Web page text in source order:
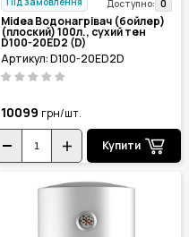
Доступно: 0
Midea Водонагрівач (бойлер)
(плоский) 100л., сухий тен
D100-20ED2 (D)
Артикул: D100-20ED2D
10099 грн/шт.
Купити